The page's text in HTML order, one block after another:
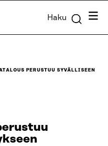
Haku
PERUSTUU SYVÄLLISEEN